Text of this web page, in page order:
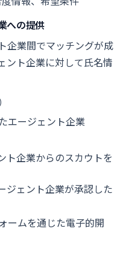
への提供
企業間でマッチングが成
ント企業に対して氏名情
エージェント企業
ト企業からのスカウトを
ジェント企業が承認した
ームを通じた電子的開